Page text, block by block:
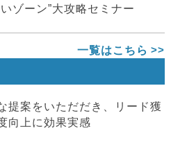
ゾーン”大攻略セミナー
一覧はこちら
提案をいただだき、リード獲
向上に効果実感